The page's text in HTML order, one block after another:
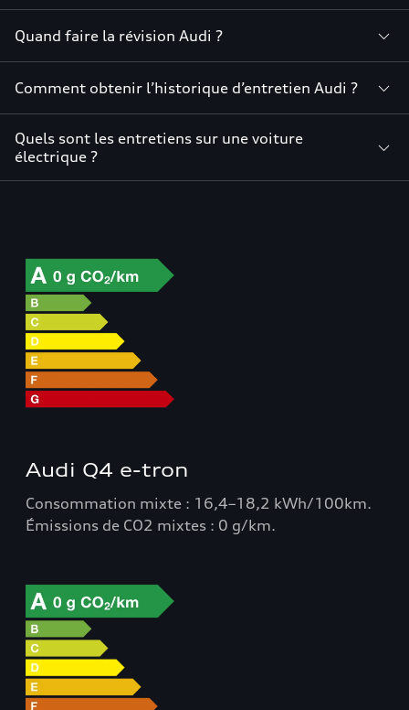
Quand faire la révision Audi ?
Comment obtenir l’historique d’entretien Audi ?
Quels sont les entretiens sur une voiture
électrique ?
Audi Q4 e-tron
Consommation mixte : 16,4–18,2 kWh/100km.
Émissions de CO2 mixtes : 0 g/km.